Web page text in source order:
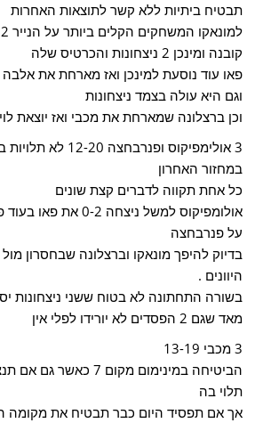
תבטיח ביתיות ללא קשר לתוצאות האחרות
קובנה ומינכן 2 ניצחונות והכרטיס שלה
פאו עוד נוסעת למינכן ואז מארחת את אלבה
וגם היא עולה בצמד ניצחונות
וכן ברצלונה שמארחת את מכבי ואז יוצאת
3 אולימפיקוס
במחזור האחרון
כל אחת תקווה לדברים קצת שונים
אולומפיקוס למשל ניצחה
על פנרבחצה
בדיוק להיפך מונאקו וברצלונה שבחסרון
היוונים .
בשורה התחתונה לא בטוח ששני ניצחונות
מאד שגם 2 הפסדים לא יורידו לפלי אין
3 מכבי 13-19
תלוי בה
אך אם תפסיד היום כבר תבטיח את מקומה